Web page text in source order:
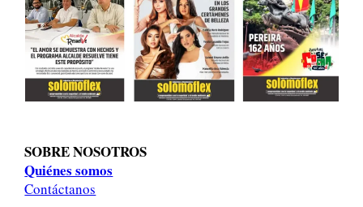
SOBRE NOSOTROS
Quiénes somos
Contáctanos